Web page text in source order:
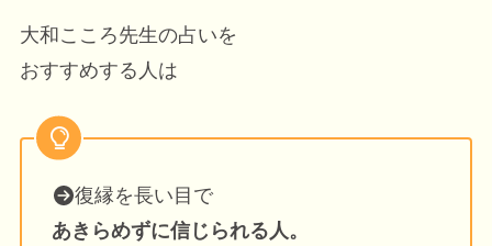
大和こころ先生の占いを
おすすめする人は
復縁を長い目で
あきらめずに信じられる人。